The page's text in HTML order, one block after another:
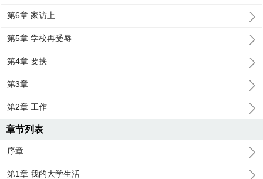
第6章 家访上
第5章 学校再受辱
第4章 要挟
第3章
第2章 工作
章节列表
序章
第1章 我的大学生活